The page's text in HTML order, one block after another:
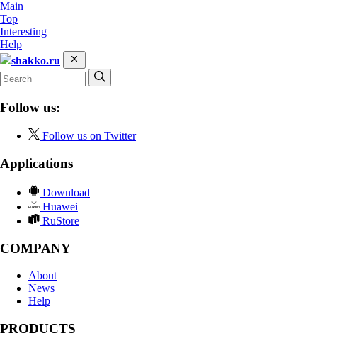
Main
Top
Interesting
Help
shakko.ru
Follow us:
Follow us on Twitter
Applications
Download
Huawei
RuStore
COMPANY
About
News
Help
PRODUCTS